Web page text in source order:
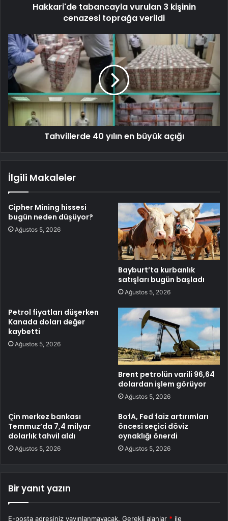
Hakkari'de tabancayla vurulan 3 kişinin
cenazesi toprağa verildi
Tahvillerde 40 yılın en büyük açığı
İlgili Makaleler
Cipher Mining hissesi
bugün neden düşüyor?
Ağustos 5, 2026
Bayburt’ta kurbanlık
satışları bugün başladı
Ağustos 5, 2026
Petrol fiyatları düşerken
Kanada doları değer
kaybetti
Ağustos 5, 2026
Brent petrolün varili 96,64
dolardan işlem görüyor
Ağustos 5, 2026
Çin merkez bankası
Temmuz’da 7,4 milyar
dolarlık tahvil aldı
Ağustos 5, 2026
BofA, Fed faiz artırımları
öncesi seçici döviz
oynaklığı önerdi
Ağustos 5, 2026
Bir yanıt yazın
E-posta adresiniz yayınlanmayacak. Gerekli alanlar * ile